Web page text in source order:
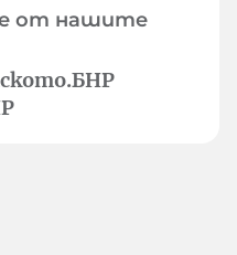
от нашите